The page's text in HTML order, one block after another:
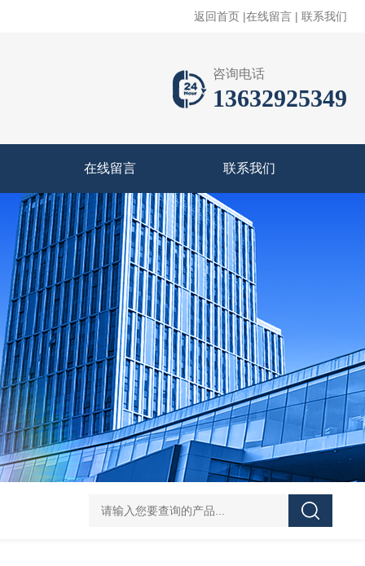
返回首页 |在线留言 | 联系我们
咨询电话
13632925349
在线留言 联系我们